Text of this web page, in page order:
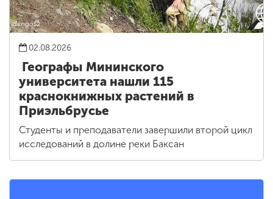
02.08.2026
Географы Мининского
университета нашли 115
краснокнижных растений в
Приэльбрусье
Студенты и преподаватели завершили второй цикл
исследований в долине реки Баксан